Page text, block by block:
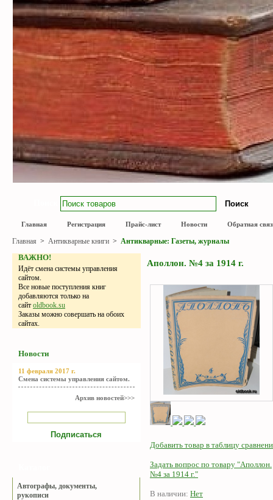
Главная Регистрация Прайс-лист Новости Обратная
Главная > Антикварные книги > Антикварные: Газеты, журналы
ВАЖНО!
Идёт смена системы управления
сайтом.
Все новые поступления книг
добавляются только на
сайт oldbook.su
Заказы можно совершать на обоих
сайтах.
Новости
11 февраля 2017 г.
Смена системы управления сайтом.
Архив новостей>>>
Автографы, документы,
рукописи
Аполлон. №4 за 1914 г.
Добавить товар в таблицу
Задать вопрос по товару "Аполлон.
№4 за 1914 г."
В наличии: Нет